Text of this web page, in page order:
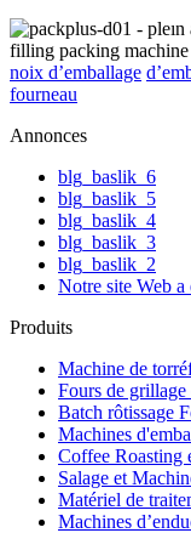
noix d’emballage
fourneau
Annonces
blg_baslik_6
blg_baslik_5
blg_baslik_4
blg_baslik_3
blg_baslik_2
Notre site Web a
Produits
Machine de
Fours de
Batch rôtissage
Machines
Coffee Roasting
Salage et
Matériel de
Machines